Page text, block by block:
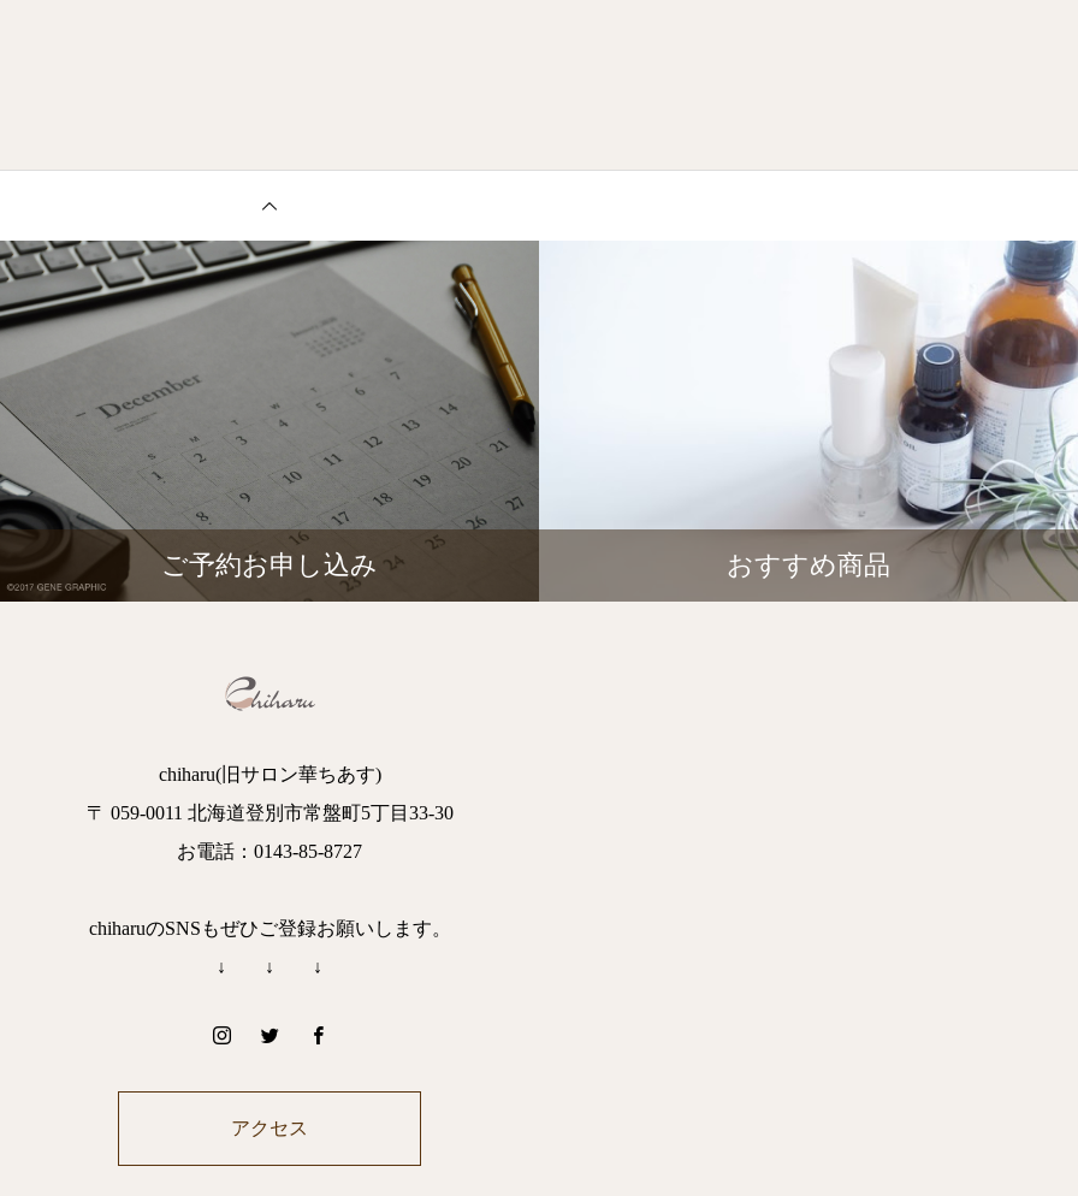
ご予約お申し込み おすすめ商品
chiharu(旧サロン華ちあす)
〒 059-0011 北海道登別市常盤町5丁目33-30
お電話：0143-85-8727
chiharuのSNSもぜひご登録お願いします。
↓ ↓ ↓
アクセス